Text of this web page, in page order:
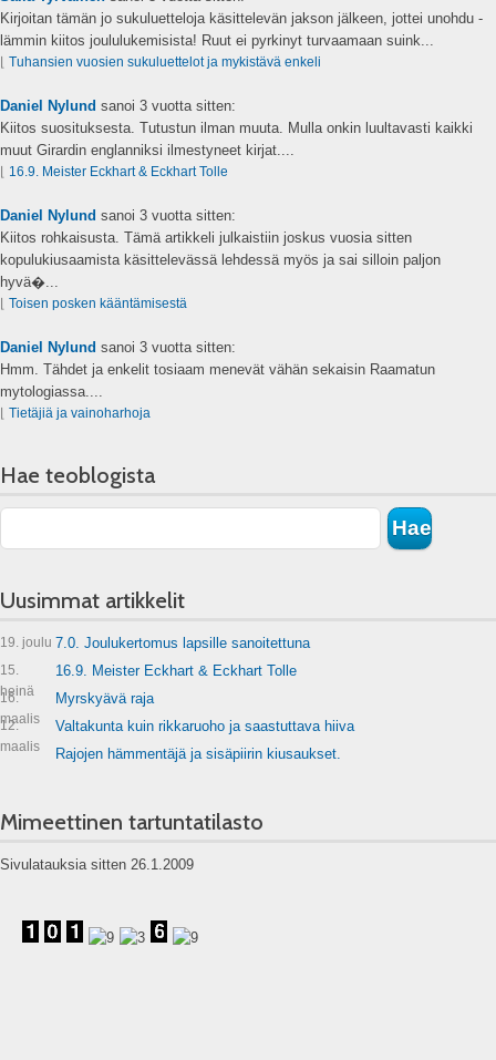
Kirjoitan tämän jo sukuluetteloja käsittelevän jakson jälkeen, jottei unohdu -
lämmin kiitos joululukemisista! Ruut ei pyrkinyt turvaamaan suink...
⌊ Tuhansien vuosien sukuluettelot ja mykistävä enkeli
Daniel Nylund sanoi 3 vuotta sitten:
Kiitos suosituksesta. Tutustun ilman muuta. Mulla onkin luultavasti kaikki
muut Girardin englanniksi ilmestyneet kirjat....
⌊ 16.9. Meister Eckhart & Eckhart Tolle
Daniel Nylund sanoi 3 vuotta sitten:
Kiitos rohkaisusta. Tämä artikkeli julkaistiin joskus vuosia sitten
kopulukiusaamista käsittelevässä lehdessä myös ja sai silloin paljon
hyvä�...
⌊ Toisen posken kääntämisestä
Daniel Nylund sanoi 3 vuotta sitten:
Hmm. Tähdet ja enkelit tosiaam menevät vähän sekaisin Raamatun
mytologiassa....
⌊ Tietäjiä ja vainoharhoja
Hae teoblogista
Uusimmat artikkelit
19. joulu 7.0. Joulukertomus lapsille sanoitettuna
15.
heinä
16.9. Meister Eckhart & Eckhart Tolle
16.
maalis
Myrskyävä raja
12.
maalis
Valtakunta kuin rikkaruoho ja saastuttava hiiva
Rajojen hämmentäjä ja sisäpiirin kiusaukset.
Mimeettinen tartuntatilasto
Sivulatauksia sitten 26.1.2009